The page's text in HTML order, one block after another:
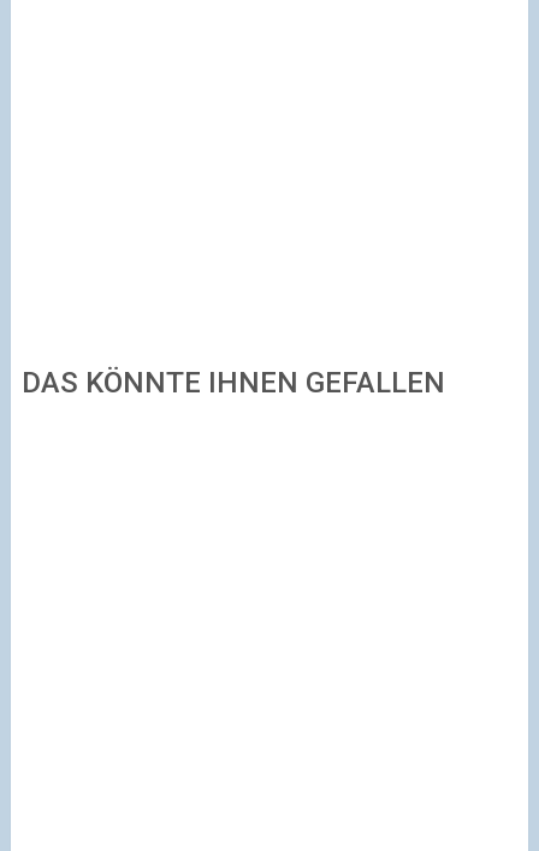
DAS KÖNNTE IHNEN GEFALLEN